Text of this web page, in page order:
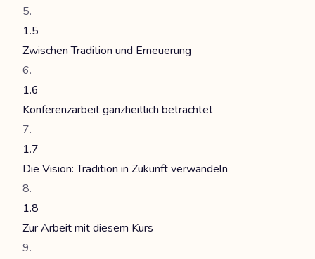
1.5
Zwischen Tradition und Erneuerung
1.6
Konferenzarbeit ganzheitlich betrachtet
1.7
Die Vision: Tradition in Zukunft verwandeln
1.8
Zur Arbeit mit diesem Kurs